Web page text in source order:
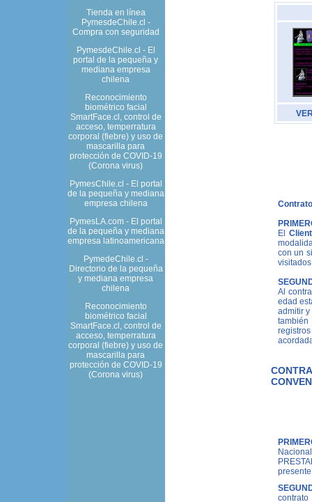
Tienda en línea
PymesdeChile.cl -
Compra con seguridad
PymesdeChile.cl - El
portal de la pequeña y
mediana empresa
chilena
Reconocimiento
biométrico facial
SmartFace.cl, control de
acceso, temperratura
corporal (fiebre) y uso de
mascarilla para
protección de COVID-19
(Corona virus)
PymesChile.cl - El portal
de la pequeña y mediana
empresa chilena
PymesLA.com - El portal
de la pequeña y mediana
empresa latinoamericana
PymedeChile.cl -
Directorio de la pequeña
y mediana empresa
chilena
Reconocimiento
biométrico facial
SmartFace.cl, control de
acceso, temperratura
corporal (fiebre) y uso de
mascarilla para
protección de COVID-19
(Corona virus)
El
con un
Al
edad
admitir
No será
los
SNH.CL
· Cortes
·
·